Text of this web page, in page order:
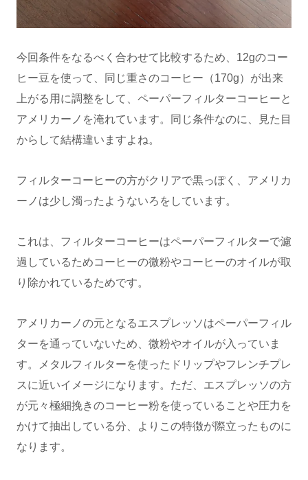
今回条件をなるべく合わせて比較するため、12gのコー
ヒー豆を使って、同じ重さのコーヒー（170g）が出来
上がる用に調整をして、ペーパーフィルターコーヒーと
アメリカーノを淹れています。同じ条件なのに、見た目
からして結構違いますよね。
フィルターコーヒーの方がクリアで黒っぽく、アメリカ
ーノは少し濁ったようないろをしています。
これは、フィルターコーヒーはペーパーフィルターで濾
過しているためコーヒーの微粉やコーヒーのオイルが取
り除かれているためです。
アメリカーノの元となるエスプレッソはペーパーフィル
ターを通っていないため、微粉やオイルが入っていま
す。メタルフィルターを使ったドリップやフレンチプレ
スに近いイメージになります。ただ、エスプレッソの方
が元々極細挽きのコーヒー粉を使っていることや圧力を
かけて抽出している分、よりこの特徴が際立ったものに
なります。